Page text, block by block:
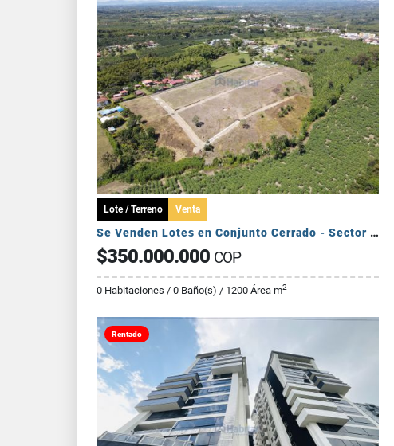
Lote / Terreno Venta
Se Venden Lotes en Conjunto Cerrado - Sector Pueblo Tapado
$350.000.000 COP
0 Habitaciones / 0 Baño(s) / 1200 Área m2
Rentado